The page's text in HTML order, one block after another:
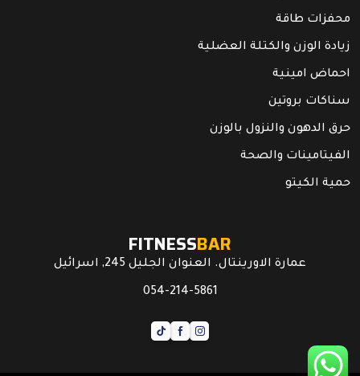
محفزات طاقة
زيادة الوزن والكتلة العضلية
احماض امينية
سناكات بروتين
حرق الدهون والنزول بالوزن
الفيتامينات والصحة
حمية الكيتو
FITNESSBAR
عمارة الاورينتال. العنوان الجليل 245, اسرائيل
054-214-5861